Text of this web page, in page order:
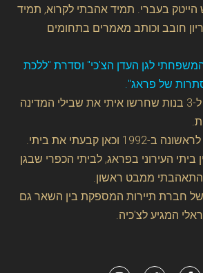
הייטק בעברי. תמיד אהבתי לקרוא, תמיד
חובב וכותב מאמרים בתחומים
לגן העדן הצ'כי" וסדרת "ללכת
של פראג".
נשוי לצ'כית ואב גאה ל-3 בנות שחרשו איתי את שבילי המדינה
וכאן קבעתי את ביתי.
ביתי העירוני בפראג, לביתי הכפרי שבגן
התאהבתי ממבט ראשון.
בעלים של חברת תיירות המספקת בין השאר גם
המגיע לצ'כיה.